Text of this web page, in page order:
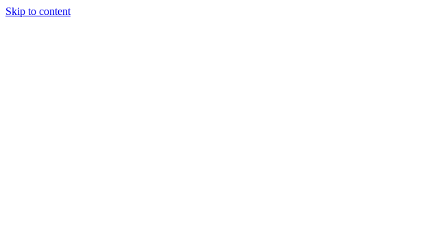
Skip to content